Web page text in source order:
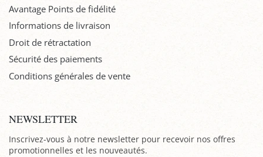
Avantage Points de fidélité
Informations de livraison
Droit de rétractation
Sécurité des paiements
Conditions générales de vente
NEWSLETTER
Inscrivez-vous à notre newsletter pour recevoir nos offres
promotionnelles et les nouveautés.